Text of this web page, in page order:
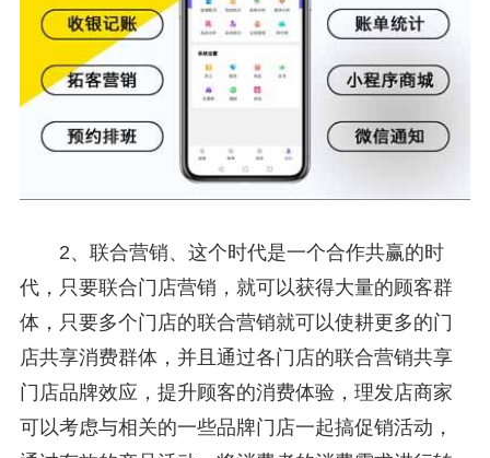
2、联合营销、这个时代是一个合作共赢的时
代，只要联合门店营销，就可以获得大量的顾客群
体，只要多个门店的联合营销就可以使耕更多的门
店共享消费群体，并且通过各门店的联合营销共享
门店品牌效应，提升顾客的消费体验，理发店商家
可以考虑与相关的一些品牌门店一起搞促销活动，